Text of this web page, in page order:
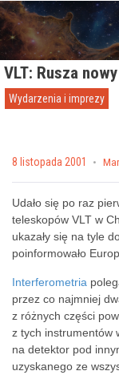
Przejdź do
VLT: Rusza
Wydarzenia i imprezy
Posted on
8 listopada 2001 by
Udało się po raz
teleskopów VLT w
ukazały się na tyle
poinformowało
Interferometria
przez co najmniej
z różnych części
z tych instrumentów
na detektor pod
uzyskanego ze